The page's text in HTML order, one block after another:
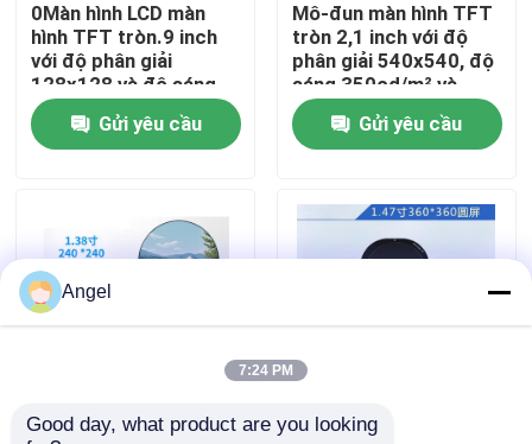
Về chúng tôi
Tham quan nhà máy
Liên hệ chúng tôi
Màn hình LCD TFT
0Màn hình LCD màn
hình TFT tròn.9 inch
với độ phân giải
128x128 và độ sáng
350cd / m2 ST7735
Driver Gửi yêu cầu
Mô-đun màn hình TFT
tròn 2,1 inch với độ
phân giải 540x540, độ
sáng 350cd/m² và
giao diện MIPI
Gửi yêu cầu
1.38 inch Quanh màn
Màn hình TFT tròn
Angel
7:24 PM
Good day, what product are you looking